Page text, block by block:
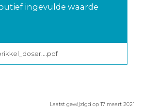
ingevulde waarde
Laatst gewijzigd op 17 maart 2021